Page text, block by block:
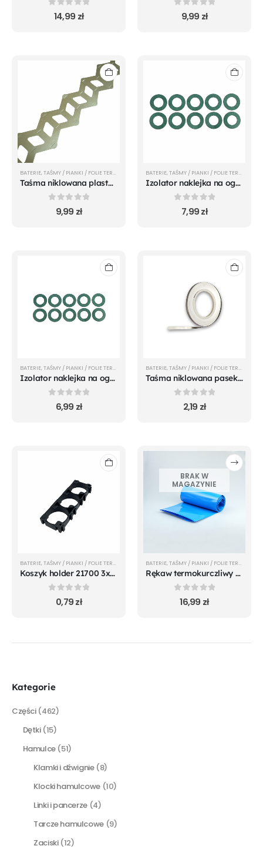
out of 5
14,99 zł out of 5
9,99 zł
BATERIE, TAŚMY / PIANKI / FOLIE TERMOKURCZLIWE
Taśma niklowana plaster miodu zygzak TLERK
out of 5
9,99 zł
BATERIE, TAŚMY / PIANKI / FOLIE TERMOKURCZLIWE
Izolator naklejka na ogniwa 21700 litowo-jonowe TLERK
out of 5
7,99zł
BATERIE, TAŚMY / PIANKI / FOLIE TERMOKURCZLIWE
Izolator naklejka na ogniwa 18650 litowo-jonowe TLERK
out of 5
6,99 zł
BATERIE, TAŚMY / PIANKI / FOLIE TERMOKURCZLIWE
Taśma niklowana pasek 0.15x8mm TLERK
out of 5
2,19 zł
BATERIE, TAŚMY / PIANKI / FOLIE TERMOKURCZLIWE
Koszyk holder 21700 3x1 TLERK
out of 5
0,79zł
BRAK W
MAGAZYNIE
BATERIE, TAŚMY / PIANKI / FOLIE TERMOKURCZLIWE
Rękaw termokurczliwy PVC niebieski 200mm TLERK
out of 5
16,99 zł
Kategorie
Części (462)
Dętki (15)
Hamulce (51)
Klamki i dźwignie (8)
Klocki hamulcowe (10)
Linki i pancerze (4)
Tarcze hamulcowe (9)
Zaciski (12)